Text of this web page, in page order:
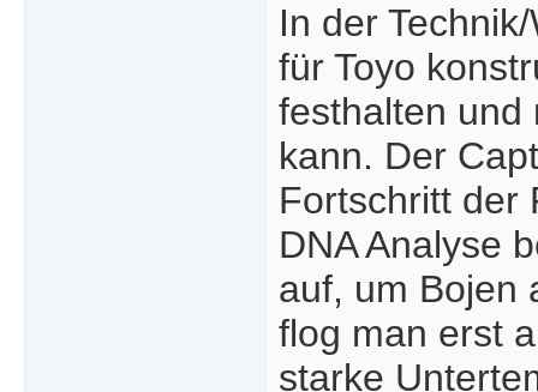
In der
für Toyo
festhalten und
kann. Der
Fortschritt der
DNA Analyse
auf, um Bojen
flog man erst
starke